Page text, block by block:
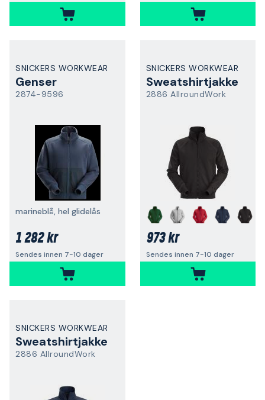
SNICKERS WORKWEAR
Genser
2874-9596
marineblå, hel glidelås
1 282 kr
Sendes innen 7-10 dager
SNICKERS WORKWEAR
Sweatshirtjakke
2886 AllroundWork
973 kr
Sendes innen 7-10 dager
SNICKERS WORKWEAR
Sweatshirtjakke
2886 AllroundWork